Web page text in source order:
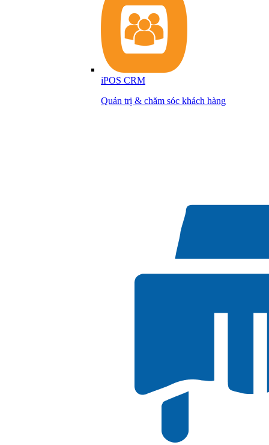
iPOS CRM
Quản trị & chăm sóc khách hàng